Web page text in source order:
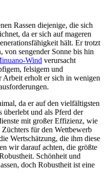
Rassen diejenige, die sich
da er sich auf mageren
hält. Er trotzt
sengender Sonne bis hin
Wind verursacht
felsigem und
Arbeit erholt er sich in wenigen
da er auf den vielfältigsten
überlebt und als Pferd der
mit großer Effizienz, wie
für den Wettbewerb
Wertschätzung, die ihm diese
wir darauf achten, die größte
Schönheit und
doch Robustheit ist eine